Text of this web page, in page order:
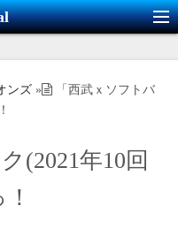
ンズ »
「西武ｘソフトバ
(2021年10回